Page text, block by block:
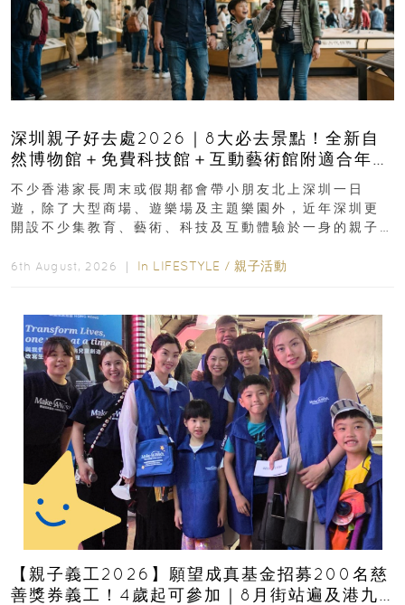
深圳親子好去處2026｜8大必去景點！全新自
然博物館＋免費科技館＋互動藝術館附適合年
齡、交通、門票、開放時間
不少香港家長周末或假期都會帶小朋友北上深圳一日
遊，除了大型商場、遊樂場及主題樂園外，近年深圳更
開設不少集教育、藝術、科技及互動體驗於一身的親子
6th August, 2026 ｜ In LIFESTYLE / 親子活動
【親子義工2026】願望成真基金招募200名慈
善獎券義工！4歲起可參加｜8月街站遍及港九